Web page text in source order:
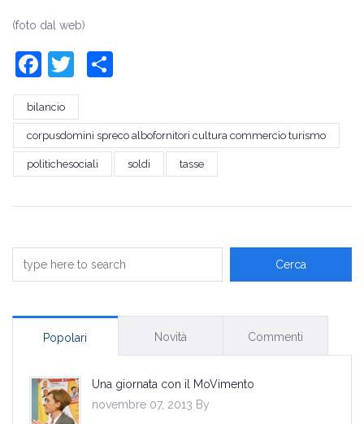
(foto dal web)
Facebook
Twitter
bilancio
corpusdomini spreco albofornitori cultura commercio turismo
politichesociali soldi tasse
Popolari Novità Commenti
Una giornata con il MoVimento
novembre 07, 2013 By